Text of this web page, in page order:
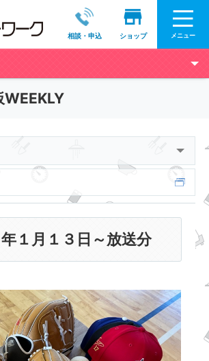
相談・申込 ショップ メニュー
１月１３日～放送分